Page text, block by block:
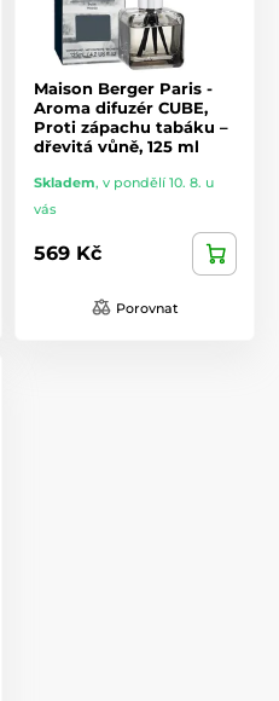
Maison Berger Paris -
Aroma difuzér CUBE,
Proti zápachu tabáku –
dřevitá vůně, 125 ml
Skladem, v pondělí 10. 8. u
vás
569 Kč
Porovnat